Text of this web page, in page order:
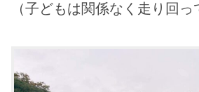
（子どもは関係なく走り回っ